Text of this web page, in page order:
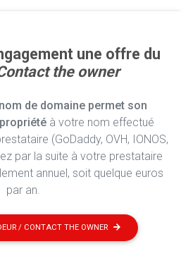
une offre du
the owner
de domaine permet son
à votre nom effectué
(GoDaddy, OVH, IONOS,
par la suite à votre prestataire
annuel, soit quelque euros
par an.
/ CONTACT THE OWNER